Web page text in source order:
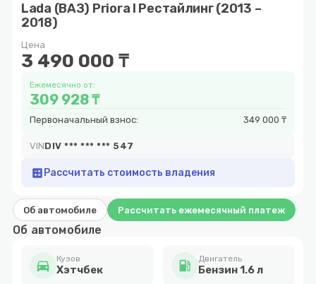
Lada (ВАЗ) Priora I Рестайлинг (2013 –
2018)
Цена
3 490 000 ₸
Ежемесячно от:
309 928 ₸
Первоначальный взнос: 349 000 ₸
VINDIV *** *** *** 547
calculate Рассчитать стоимость владения
Об автомобиле Рассчитать ежемесячный платеж
Об автомобиле
directions_car Кузов
Хэтчбек local_gas_station Двигатель
Бензин 1.6 л